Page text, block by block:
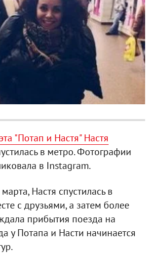
"Потап и Настя" Настя
в метро. Фотографии
в Instagram.
Настя спустилась в
с друзьями, а затем более
прибытия поезда на
у Потапа и Насти начинается